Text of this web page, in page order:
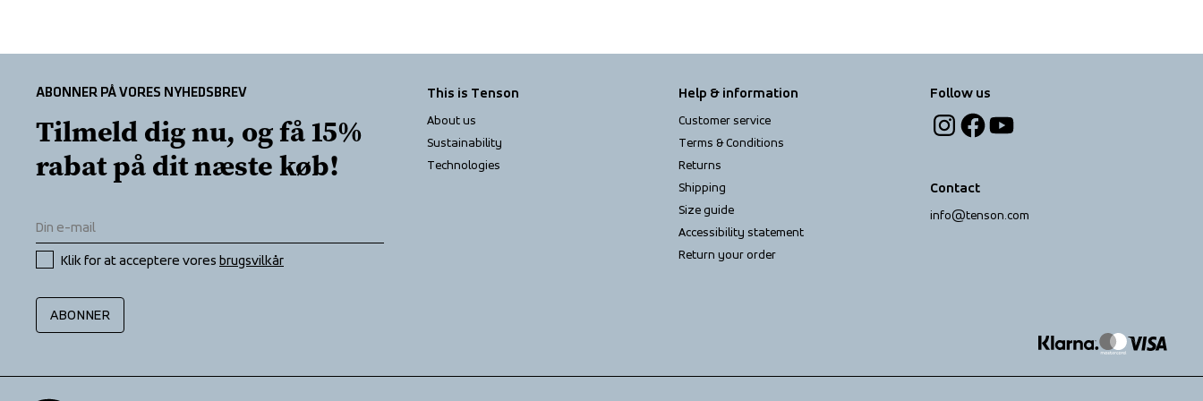
ABONNER PÅ VORES NYHEDSBREV
Tilmeld dig nu, og få 15%
rabat på dit næste køb!
Klik for at acceptere vores brugsvilkår
ABONNER
This is Tenson
About us
Sustainability
Technologies
Help & information
Customer service
Terms & Conditions
Returns
Shipping
Size guide
Accessibility statement
Return your order
Follow us
Contact
info@tenson.com